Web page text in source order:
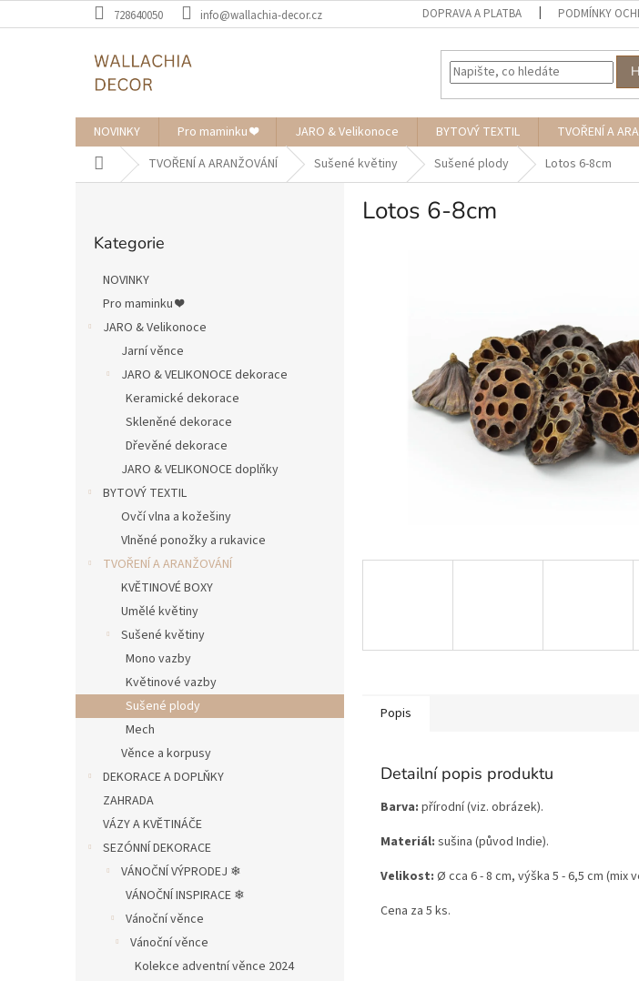
na
728640050 info@wallachia-decor.cz DOPRAVA A PLATBA PODMÍNKY
NOVINKY Pro maminku ❤️ JARO & Velikonoce BYTOVÝ TEXTIL TVOŘENÍ A
Domů TVOŘENÍ A ARANŽOVÁNÍ Sušené květiny Sušené plody Lotos 6-8cm
kategorie
Kategorie
NOVINKY
Pro maminku ❤️
JARO & Velikonoce
Jarní věnce
JARO & VELIKONOCE dekorace
Keramické dekorace
Skleněné dekorace
Dřevěné dekorace
JARO & VELIKONOCE doplňky
BYTOVÝ TEXTIL
Ovčí vlna a kožešiny
Vlněné ponožky a rukavice
TVOŘENÍ A ARANŽOVÁNÍ
KVĚTINOVÉ BOXY
Umělé květiny
Sušené květiny
Mono vazby
Květinové vazby
Sušené plody
Mech
Věnce a korpusy
DEKORACE A DOPLŇKY
ZAHRADA
VÁZY A KVĚTINÁČE
SEZÓNNÍ DEKORACE
VÁNOČNÍ VÝPRODEJ ❄︎︎
VÁNOČNÍ INSPIRACE ❄︎︎
Vánoční věnce
Vánoční věnce
Kolekce adventní věnce 2024
Lotos 6-8cm
Popis
Detailní popis produktu
Barva: přírodní (viz. obrázek).
Materiál: sušina (původ Indie).
Velikost: Ø cca 6 - 8 cm, výška 5 - 6,5 cm (mix
Cena za 5 ks.